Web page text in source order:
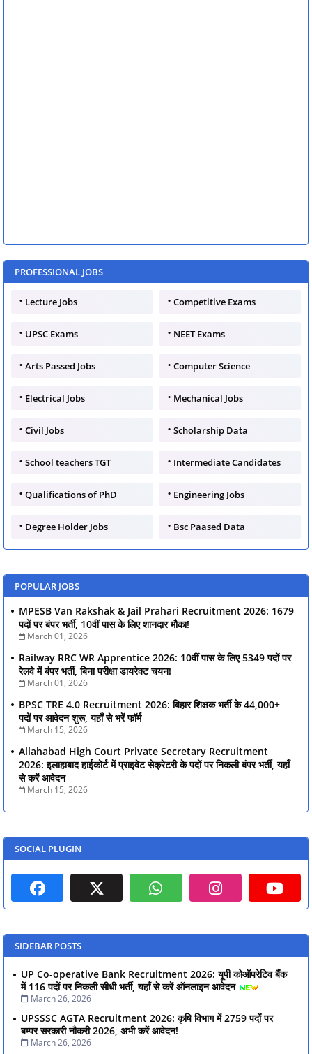
PROFESSIONAL JOBS
Lecture Jobs Competitive Exams
UPSC Exams NEET Exams
Arts Passed Jobs Computer Science
Electrical Jobs Mechanical Jobs
Civil Jobs Scholarship Data
School teachers TGT Intermediate Candidates
Qualifications of PhD Engineering Jobs
Degree Holder Jobs Bsc Paased Data
POPULAR JOBS
MPESB Van Rakshak & Jail Prahari Recruitment 2026: 1679
पदों पर बंपर भर्ती, 10वीं पास के लिए शानदार मौका!
March 01, 2026
Railway RRC WR Apprentice 2026: 10वीं पास के लिए 5349 पदों पर
रेलवे में बंपर भर्ती, बिना परीक्षा डायरेक्ट चयन!
March 01, 2026
BPSC TRE 4.0 Recruitment 2026: बिहार शिक्षक भर्ती के 44,000+
पदों पर आवेदन शुरू, यहाँ से भरें फॉर्म
March 15, 2026
Allahabad High Court Private Secretary Recruitment
2026: इलाहाबाद हाईकोर्ट में प्राइवेट सेक्रेटरी के पदों पर निकली बंपर भर्ती, यहाँ
से करें आवेदन
March 15, 2026
SOCIAL PLUGIN
SIDEBAR POSTS
UP Co-operative Bank Recruitment 2026: यूपी कोऑपरेटिव बैंक
में 116 पदों पर निकली सीधी भर्ती, यहाँ से करें ऑनलाइन आवेदन
March 26, 2026
UPSSSC AGTA Recruitment 2026: कृषि विभाग में 2759 पदों पर
बम्पर सरकारी नौकरी 2026, अभी करें आवेदन!
March 26, 2026